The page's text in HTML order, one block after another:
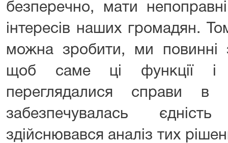
безперечно, мати
інтересів наших громадян.
можна зробити, ми повинні
щоб саме ці функції і
переглядалися справи в
забезпечувалась
здійснювався аналіз тих